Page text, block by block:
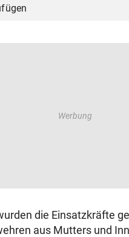
die Einsatzkräfte
aus Mutters und